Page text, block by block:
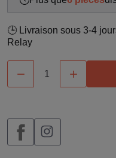
🕒 Livraison sous 3-4
Relay
 